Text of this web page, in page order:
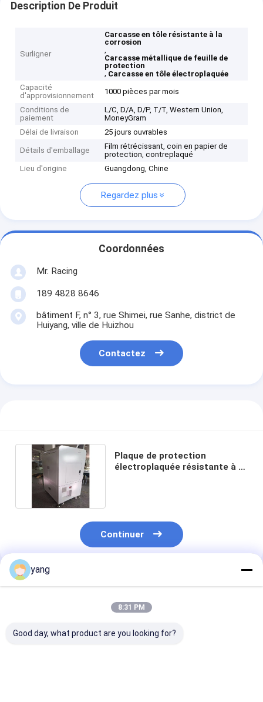
Description De Produit
Surligner
Carcasse en tôle résistante à la
corrosion
,
Carcasse métallique de feuille de
protection
, Carcasse en tôle électroplaquée
Capacité
d'approvisionnement
1000 pièces par mois
Conditions de
paiement
L/C, D/A, D/P, T/T, Western Union,
MoneyGram
Délai de livraison
25 jours ouvrables
Détails d'emballage
Film rétrécissant, coin en papier de
protection, contreplaqué
Lieu d'origine
Guangdong, Chine
Regardez plus
Coordonnées
Mr. Racing
189 4828 8646
bâtiment F, n° 3, rue Shimei, rue Sanhe, district de
Huiyang, ville de Huizhou
Contactez
Plaque de protection
électroplaquée résistante à la
Continuer
Produits Recommandés
yang
8:31 PM
Good day, what product are you looking for?